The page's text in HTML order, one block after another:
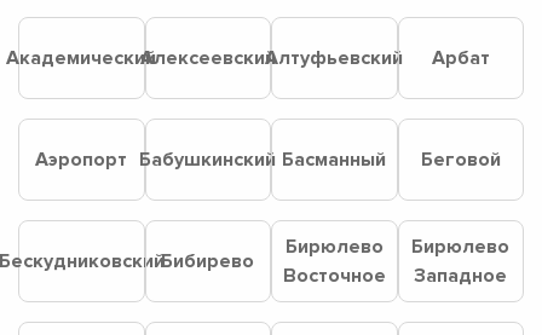
АкадемическийАлексеевскийАлтуфьевский Арбат
Аэропорт Бабушкинский Басманный Беговой
Бибирево
Бирюлево
Восточное
Бирюлево
Западное